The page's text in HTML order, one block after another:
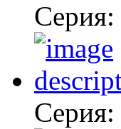
Серия:
Серия: